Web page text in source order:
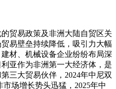
易政策及非洲大陆自贸区关
易壁垒持续降低，吸引力大幅
材、机械设备企业纷纷布局深
亚作为非洲第一大经济体，是
三大贸易伙伴，2024年中尼双
场增长势头迅猛，2025年中